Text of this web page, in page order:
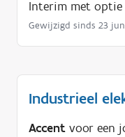
Interim met
Gewijzigd sinds 23
Industrieel
Accent voor een